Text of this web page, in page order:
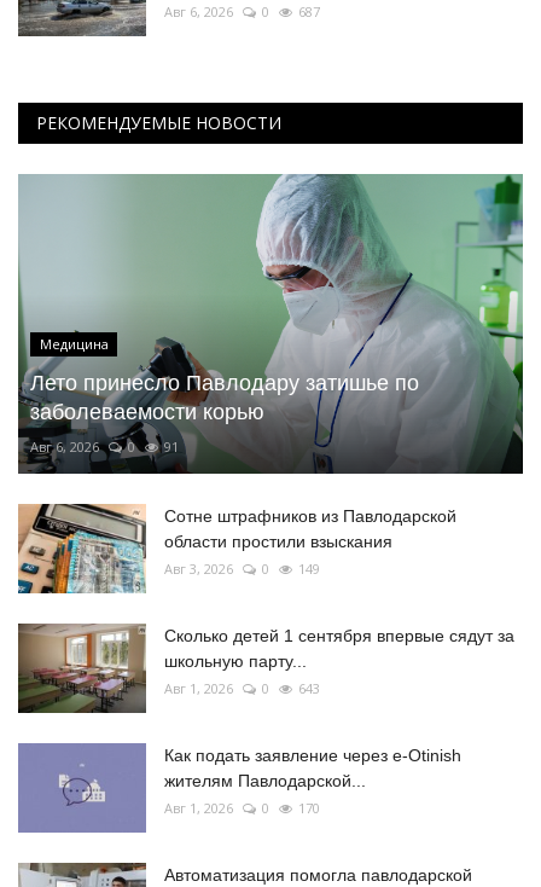
Авг 6, 2026 0 687
РЕКОМЕНДУЕМЫЕ НОВОСТИ
Медицина
Лето принесло Павлодару затишье по
заболеваемости корью
Авг 6, 2026 0 91
Сотне штрафников из Павлодарской
области простили взыскания
Авг 3, 2026 0 149
Сколько детей 1 сентября впервые сядут за
школьную парту...
Авг 1, 2026 0 643
Как подать заявление через e-Otinish
жителям Павлодарской...
Авг 1, 2026 0 170
Автоматизация помогла павлодарской